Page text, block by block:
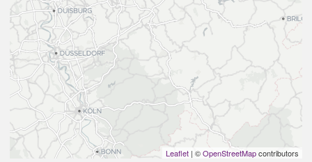
Leaflet | ©OpenStreetMapcontributors